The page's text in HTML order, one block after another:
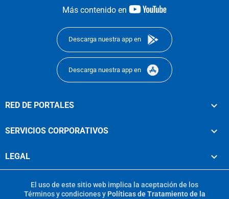
Más contenido en
youtube-
Descarga nuestra app en
Descarga nuestra app en
RED DE PORTALES
SERVICIOS CORPORATIVOS
LEGAL
El uso de este sitio web implica la aceptación de los
Términos y condicionesy Políticas de Tratamiento de la